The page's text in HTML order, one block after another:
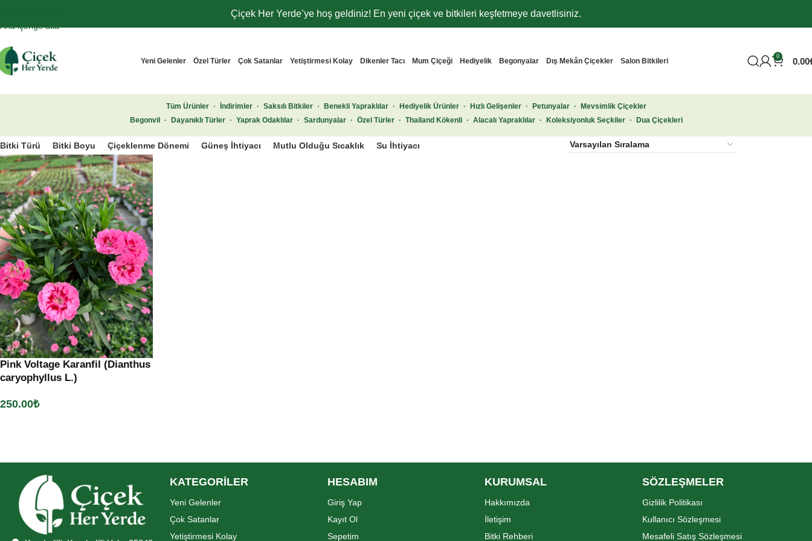
Ana içeriğe atla
Çiçek Her Yerde’ye hoş geldiniz! En yeni çiçek ve bitkileri keşfetmeye davetlisiniz.
Yeni Gelenler Özel Türler Çok Satanlar Yetiştirmesi Kolay Dikenler Tacı Mum Çiçeği Hediyelik Begonyalar Dış Mekân Çiçekler Salon Bitkileri
0 0.00
Tüm Ürünler · İndirimler · Saksılı Bitkiler · Benekli Yapraklılar · Hediyelik Ürünler · Hızlı Gelişenler · Petunyalar ·
Mevsimlik Çiçekler
Begonvil
· Dayanıklı Türler · Yaprak Odaklılar · Sardunyalar · Özel Türler · Thailand Kökenli · Alacalı Yapraklılar · Koleksiyonluk Seçkiler · Dua Çiçekleri
Bitki Türü Bitki Boyu Çiçeklenme Dönemi Güneş İhtiyacı Mutlu Olduğu Sıcaklık Su İhtiyacı
Pink Voltage Karanfil (Dianthus
caryophyllus L.)
250.00₺
KATEGORİLER
Yeni Gelenler
Çok Satanlar
Yetiştirmesi Kolay
HESABIM
Giriş Yap
Kayıt Ol
Sepetim
KURUMSAL
Hakkımızda
İletişim
Bitki Rehberi
SÖZLEŞMELER
Gizlilik Politikası
Kullanıcı Sözleşmesi
Mesafeli Satış Sözleşmesi